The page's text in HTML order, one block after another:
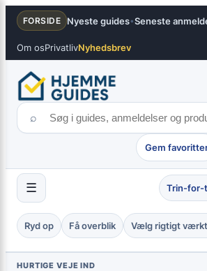
Spring
indhold
FORSIDE Nyeste guides•Seneste
Om osPrivatlivNyhedsbrev
⌕
Gem
☰ Trin-for-
Ryd op Få overblik Vælg rigtigt
HURTIGE VEJE IND